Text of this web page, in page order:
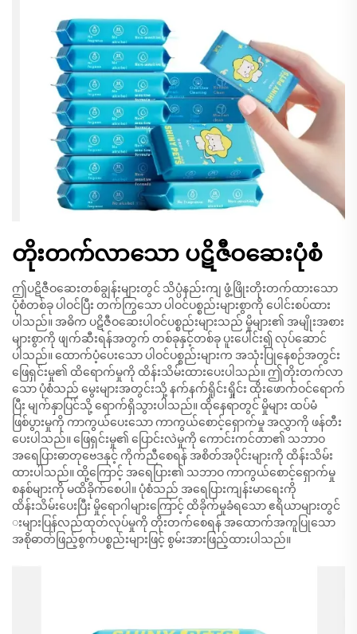
တိုးတက်လာသော ပဋိဇီဝဆေးပုံစံ
ဤပဋိဇီဝဆေးတစ်ချွန်းများတွင် သိပ္ပံနည်းကျ ဖွံ့ဖြိုးတိုးတက်ထားသော
ပုံစံတစ်ခု ပါဝင်ပြီး တက်ကြွသော ပါဝင်ပစ္စည်းများစွာကို ပေါင်းစပ်ထား
ပါသည်။ အဓိက ပဋိဇီဝဆေးပါဝင်ပစ္စည်းများသည် မှိုများ၏ အမျိုးအစား
များစွာကို ဖျက်ဆီးရန်အတွက် တစ်ခုနှင့်တစ်ခု ပူးပေါင်း၍ လုပ်ဆောင်
ပါသည်။ ထောက်ပံ့ပေးသော ပါဝင်ပစ္စည်းများက အသုံးပြုနေစဉ်အတွင်း
ဖြေရှင်းမှု၏ ထိရောက်မှုကို ထိန်းသိမ်းထားပေးပါသည်။ ဤတိုးတက်လာ
သော ပုံစံသည် မွေးများအတွင်းသို့ နက်နက်ရှိုင်းရှိုင်း ထိုးဖောက်ဝင်ရောက်
ပြီး မျက်နှာပြင်သို့ ရောက်ရှိသွားပါသည်။ ထိုနေရာတွင် မှိုများ ထပ်မံ
ဖြစ်ပွားမှုကို ကာကွယ်ပေးသော ကာကွယ်စောင့်ရှောက်မှု အလွှာကို ဖန်တီး
ပေးပါသည်။ ဖြေရှင်းမှု၏ ပြောင်းလဲမှုကို ကောင်းကင်တာ၏ သဘာဝ
အရေပြားဓာတုဗေဒနှင့် ကိုက်ညီစေရန် အစိတ်အပိုင်းများကို ထိန်းသိမ်း
ထားပါသည်။ ထို့ကြောင့် အရေပြား၏ သဘာဝ ကာကွယ်စောင့်ရှောက်မှု
စနစ်များကို မထိခိုက်စေပါ။ ပုံစံသည် အရေပြားကျန်းမာရေးကို
ထိန်းသိမ်းပေးပြီး မှိုရောဂါများကြောင့် ထိခိုက်မှုခံရသော ဧရိယာများတွင်
းများပြန်လည်ထုတ်လုပ်မှုကို တိုးတက်စေရန် အထောက်အကူပြုသော
အစိုဓာတ်ဖြည့်စွက်ပစ္စည်းများဖြင့် စွမ်းအားဖြည့်ထားပါသည်။